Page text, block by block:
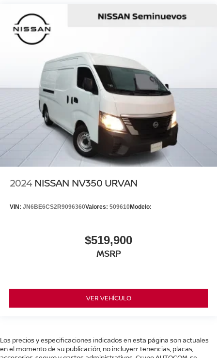
2024 NISSAN NV350 URVAN
VIN: JN6BE6CS2R9096360Valores: 509610Modelo:
$519,900
MSRP
VER VEHÍCULO
Los precios y especificaciones indicados en esta página son actuales
en el momento de su publicación, no incluyen: tenencias, placas,